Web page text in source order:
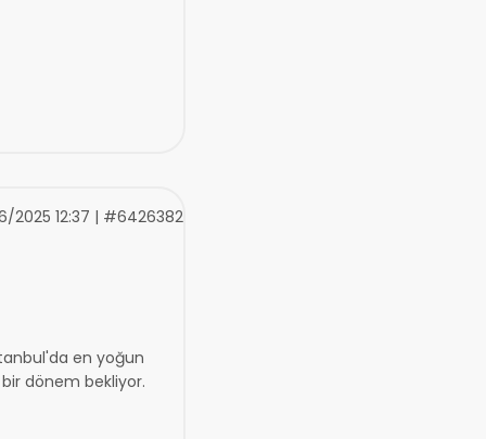
2025 12:37 | #6426382
en yoğun
bir dönem bekliyor.